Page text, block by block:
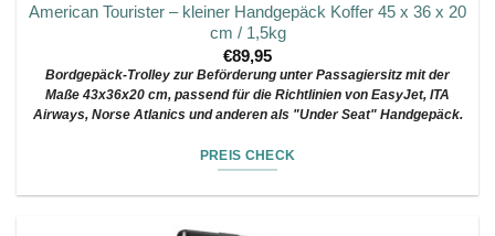
American Tourister – kleiner Handgepäck Koffer 45 x 36 x 20
cm / 1,5kg
€89,95
Bordgepäck-Trolley zur Beförderung unter Passagiersitz mit der
Maße 43x36x20 cm, passend für die Richtlinien von EasyJet, ITA
Airways, Norse Atlanics und anderen als "Under Seat" Handgepäck.
PREIS CHECK